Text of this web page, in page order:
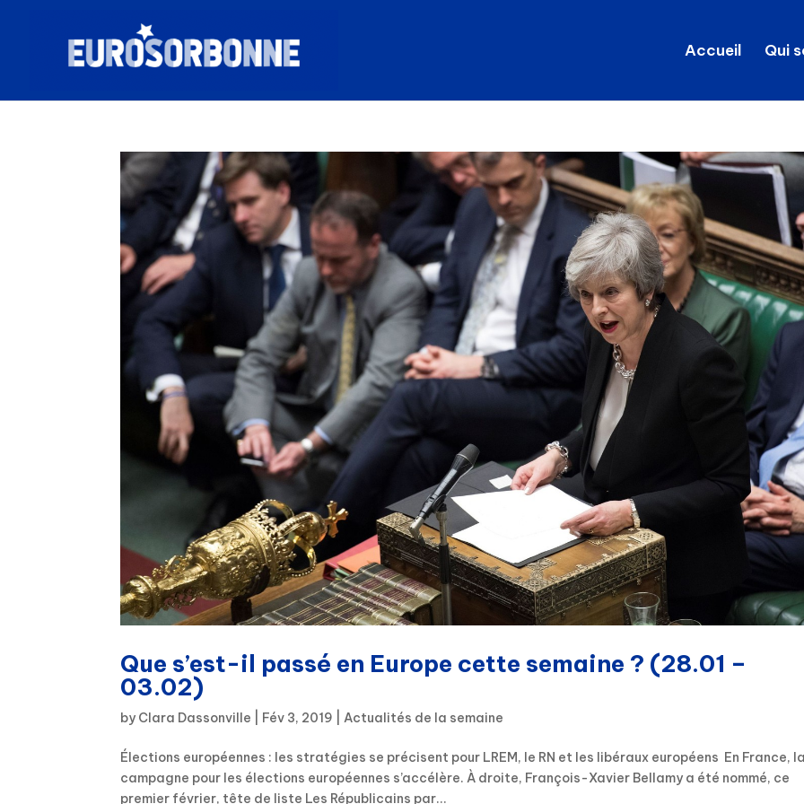
Accueil Qui
Que s’est-il passé en Europe cette semaine ? (28.01 –
03.02)
by Clara Dassonville Fév 3, 2019 |Actualités de la semaine
Élections européennes : les stratégies se précisent pour LREM, le RN et les libéraux européens En France,
campagne pour les élections européennes s’accélère. À droite, François-Xavier Bellamy a été nommé, ce
premier février, tête de liste Les Républicains par...